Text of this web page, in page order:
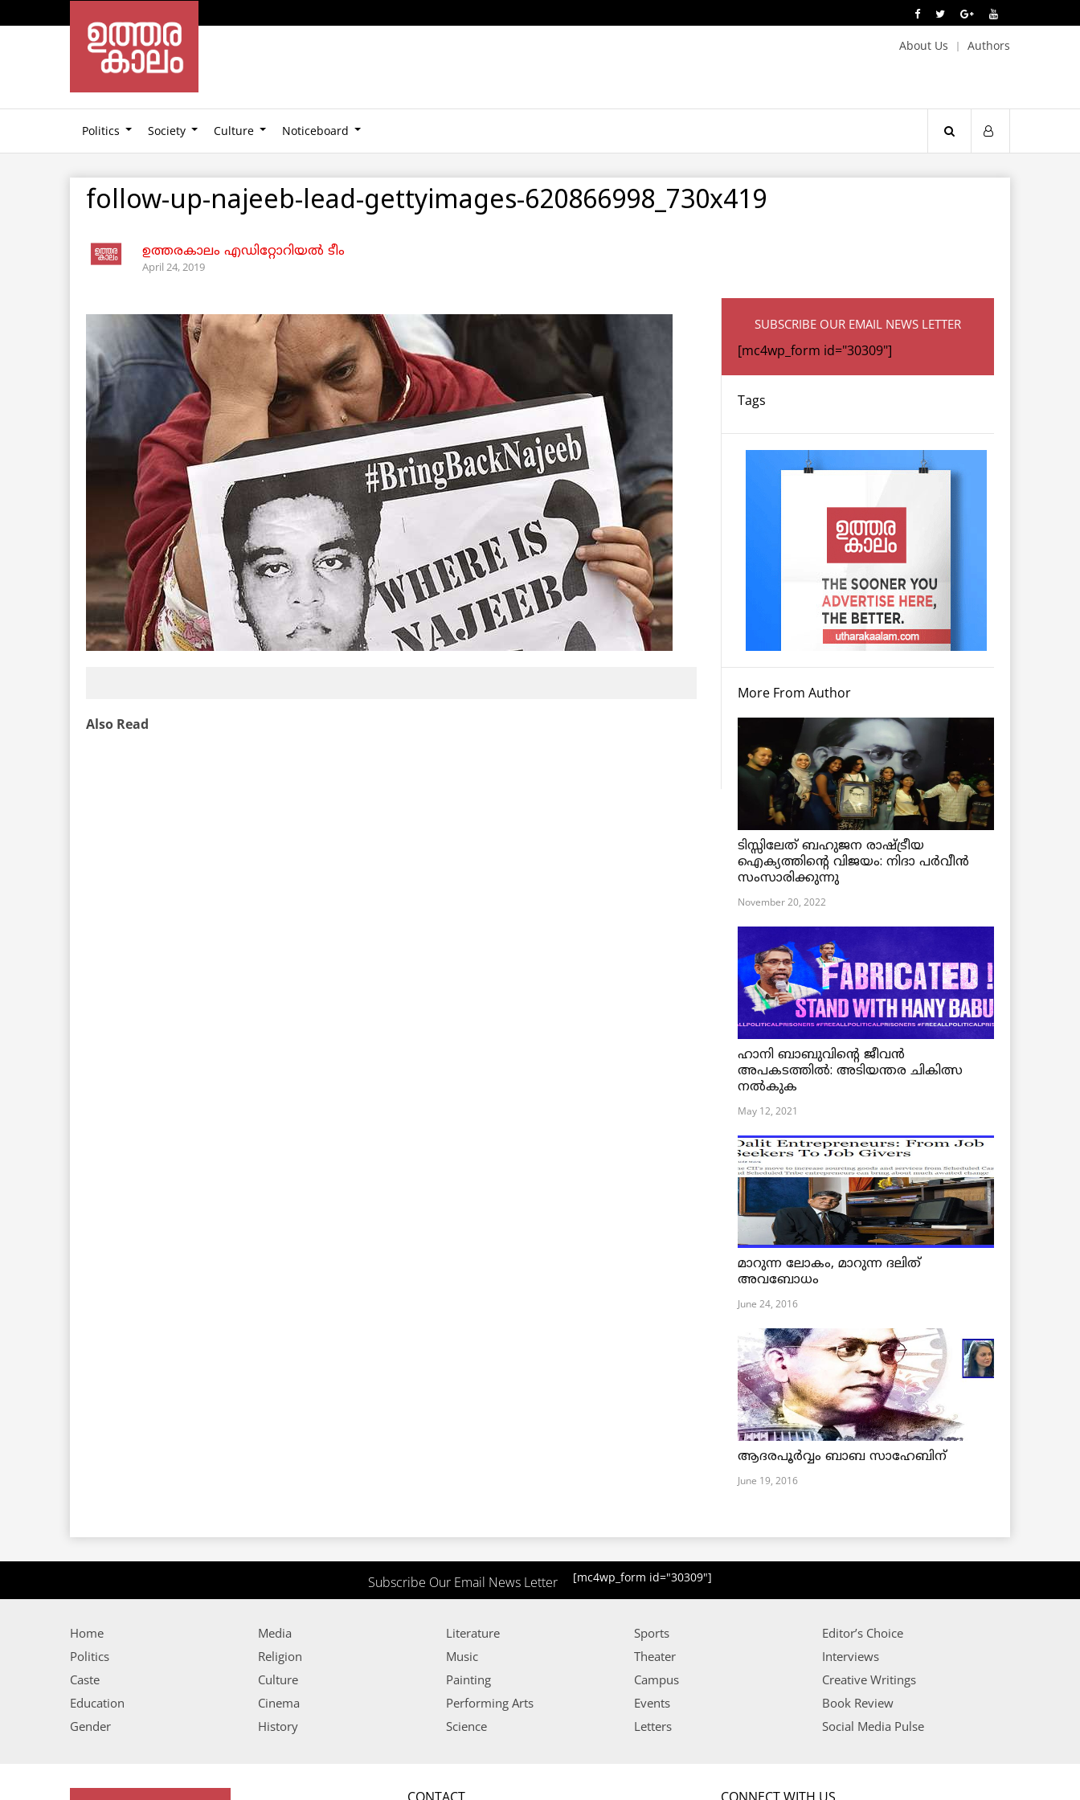
About Us Authors
Politics Society Culture Noticeboard
follow-up-najeeb-lead-gettyimages-620866998_730x419
ഉത്തരകാലം എഡിറ്റോറിയല്‍ ടീം
April 24, 2019
Also Read
SUBSCRIBE OUR EMAIL NEWS LETTER
[mc4wp_form id="30309"]
Tags
More From Author
ടിസ്സിലേത് ബഹുജന രാഷ്ട്രീയ
ഐക്യത്തിന്റെ വിജയം: നിദാ പർവീൻ
സംസാരിക്കുന്നു
November 20, 2022
ഹാനി ബാബുവിന്റെ ജീവൻ
അപകടത്തിൽ: അടിയന്തര ചികിത്സ
നൽകുക
May 12, 2021
മാറുന്ന ലോകം, മാറുന്ന ദലിത്
അവബോധം
June 24, 2016
ആദരപൂര്‍വ്വം ബാബ സാഹേബിന്
June 19, 2016
Subscribe Our Email News Letter [mc4wp_form id="30309"]
Home
Politics
Caste
Education
Gender
Media
Religion
Culture
Cinema
History
Literature
Music
Painting
Performing Arts
Science
Sports
Theater
Campus
Events
Letters
Editor’s Choice
Interviews
Creative Writings
Book Review
Social Media Pulse